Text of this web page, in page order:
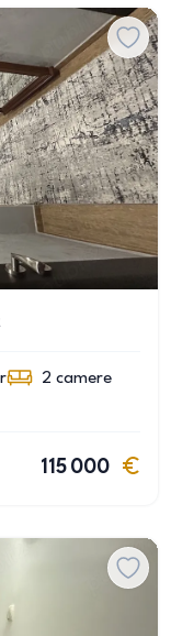
2 camere
115 000